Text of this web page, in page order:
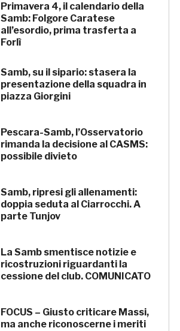
Primavera 4, il calendario della
Samb: Folgore Caratese
all’esordio, prima trasferta a
Forlì
Samb, su il sipario: stasera la
presentazione della squadra in
piazza Giorgini
Pescara-Samb, l’Osservatorio
rimanda la decisione al CASMS:
possibile divieto
Samb, ripresi gli allenamenti:
doppia seduta al Ciarrocchi. A
parte Tunjov
La Samb smentisce notizie e
ricostruzioni riguardanti la
cessione del club. COMUNICATO
FOCUS – Giusto criticare Massi,
ma anche riconoscerne i meriti